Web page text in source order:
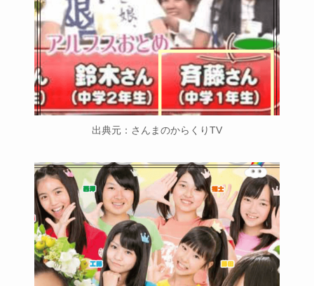
出典元：さんまのからくりTV